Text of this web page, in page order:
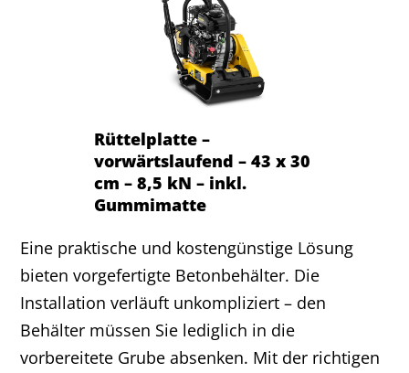
Rüttelplatte –
vorwärtslaufend – 43 x 30
cm – 8,5 kN – inkl.
Gummimatte
Eine praktische und kostengünstige Lösung
bieten vorgefertigte Betonbehälter. Die
Installation verläuft unkompliziert – den
Behälter müssen Sie lediglich in die
vorbereitete Grube absenken. Mit der richtigen